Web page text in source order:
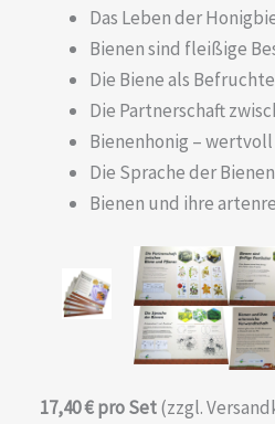
Das Leben der
Bienen sind fleißige
Die Biene als
Die Partnerschaft
Bienenhonig –
Die Sprache der Bienen
Bienen und ihre
17,40 € pro Set(zzgl.